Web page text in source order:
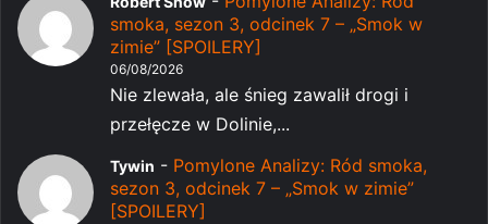
smoka, sezon 3, odcinek 7 – „Smok w
zimie” [SPOILERY]
06/08/2026
Nie zlewała, ale śnieg zawalił drogi i
przełęcze w Dolinie,...
Tywin - Pomylone Analizy: Ród smoka,
sezon 3, odcinek 7 – „Smok w zimie”
[SPOILERY]